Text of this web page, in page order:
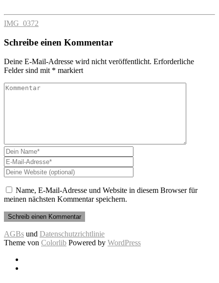
IMG_0372
Schreibe einen Kommentar
Deine E-Mail-Adresse wird nicht veröffentlicht. Erforderliche
Felder sind mit * markiert
Name, E-Mail-Adresse und Website in diesem Browser für
meinen nächsten Kommentar speichern.
AGBs und Datenschutzrichtlinie
Theme von Colorlib Powered by WordPress